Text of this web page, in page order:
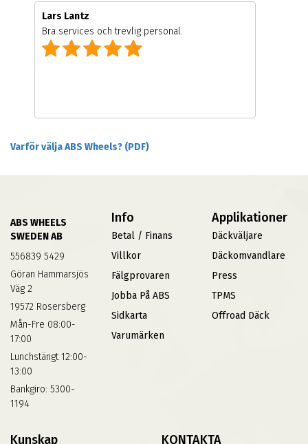
Lars Lantz
Bra services och trevlig personal.
Varför välja ABS Wheels? (PDF)
ABS WHEELS
SWEDEN AB
556839 5429
Göran Hammarsjös
Väg 2
19572 Rosersberg
Mån-Fre 08:00-
17:00
Lunchstängt 12:00-
13:00
Bankgiro: 5300-
1194
Info
Betal / Finans
Villkor
Fälgprovaren
Jobba På ABS
Sidkarta
Varumärken
Applikationer
Däckväljare
Däckomvandlare
Press
TPMS
Offroad Däck
Kunskap KONTAKTA